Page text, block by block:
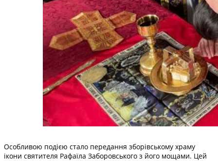
Особливою подією стало передання зборівському храму
ікони святителя Рафаїла Заборовського з його мощами. Цей